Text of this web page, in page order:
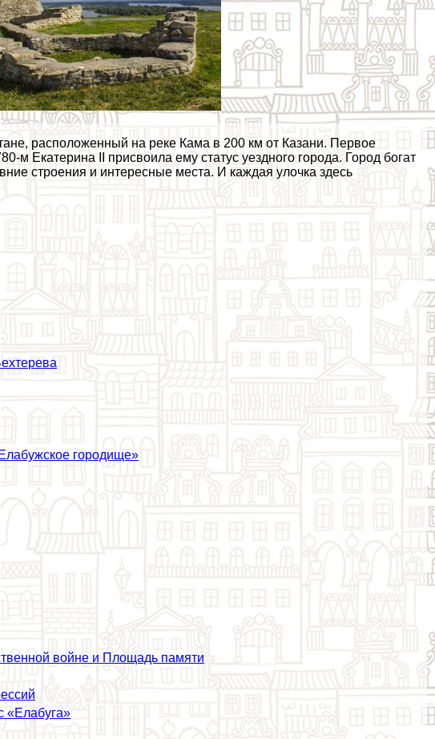
расположенный на реке Кама в 200 км от Казани. Первое
м Екатерина II присвоила ему статус уездного города. Город богат
строения и интересные места. И каждая улочка здесь
городище»
войне и Площадь памяти
«Елабуга»